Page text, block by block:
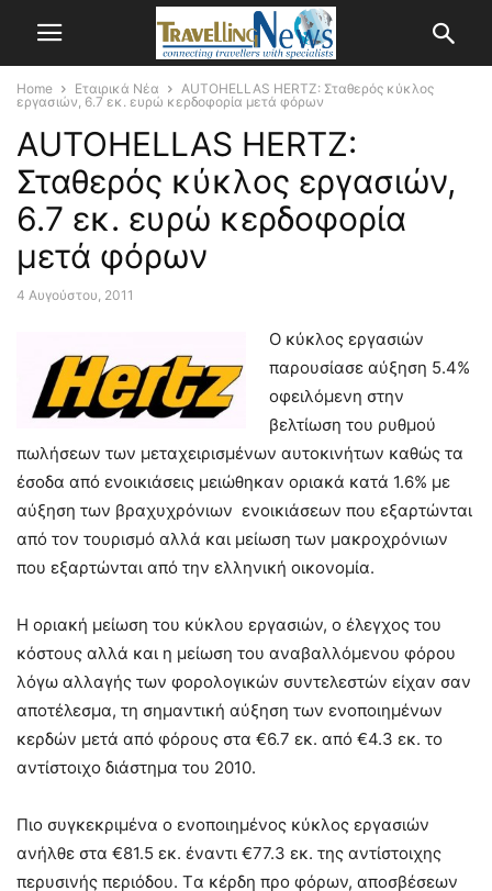
Home Εταιρικά Νέα
AUTOHELLAS HERTZ: Σταθερός κύκλος
εργασιών, 6.7 εκ. ευρώ κερδοφορία μετά φόρων
AUTOHELLAS HERTZ:
Σταθερός κύκλος εργασιών,
6.7 εκ. ευρώ κερδοφορία
μετά φόρων
4 Αυγούστου, 2011
Ο κύκλος εργασιών
παρουσίασε αύξηση 5.4%
οφειλόμενη στην
βελτίωση του ρυθμού
πωλήσεων των μεταχειρισμένων αυτοκινήτων καθώς τα
έσοδα από ενοικιάσεις μειώθηκαν οριακά κατά 1.6% με
αύξηση των βραχυχρόνιων ενοικιάσεων που εξαρτώνται
από τον τουρισμό αλλά και μείωση των μακροχρόνιων
που εξαρτώνται από την ελληνική οικονομία.
Η οριακή μείωση του κύκλου εργασιών, ο έλεγχος του
κόστους αλλά και η μείωση του αναβαλλόμενου φόρου
λόγω αλλαγής των φορολογικών συντελεστών είχαν σαν
αποτέλεσμα, τη σημαντική αύξηση των ενοποιημένων
κερδών μετά από φόρους στα €6.7 εκ. από €4.3 εκ. το
αντίστοιχο διάστημα του 2010.
Πιο συγκεκριμένα ο ενοποιημένος κύκλος εργασιών
ανήλθε στα €81.5 εκ. έναντι €77.3 εκ. της αντίστοιχης
περυσινής περιόδου. Tα κέρδη προ φόρων, αποσβέσεων